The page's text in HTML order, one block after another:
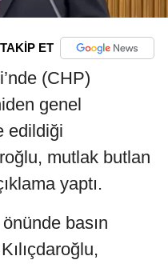
TAKİP ET
(CHP)
genel
edildiği
mutlak butlan
yaptı.
basın